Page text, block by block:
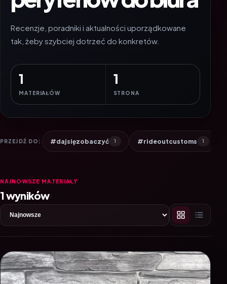
Recenzje, poradniki i aktualności uporządkowane
tak, żeby szybciej dotrzeć do konkretów.
1
MATERIAŁÓW
1
STRONA
PRZEJDŹ DO: #dajsięzobaczyć 1 #rideoutcustoms 1
NAJNOWSZE MATERIAŁY
1 wyników